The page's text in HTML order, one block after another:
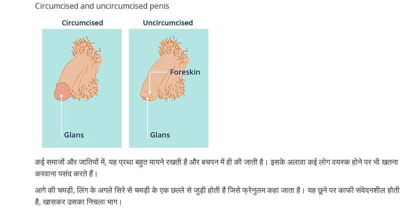
Circumcised and uncircumcised penis
कई समाजों और जातियों में, यह प्रथा बहुत मायने रखती है और बचपन में ही की जाती है। इसके अलावा कई लोग वयस्क होने पर भी खतना
करवाना पसंद करते हैं।
आगे की चमड़ी, लिंग के अगले सिरे से चमड़ी के एक छल्ले से जुड़ी होती है जिसे फ्रेनुलम कहा जाता है। यह छूने पर काफी संवेदनशील होती
है, खासकर उसका निचला भाग।